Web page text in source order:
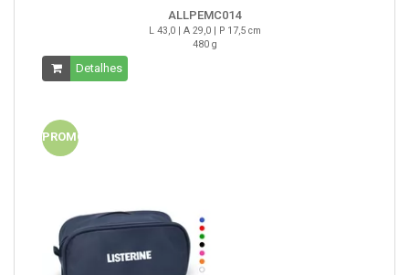
ALLPEMC014
L 43,0 | A 29,0 | P 17,5 cm
480 g
Detalhes
PROMO